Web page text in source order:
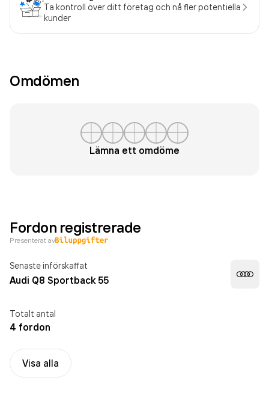
Ta kontroll över ditt företag och nå fler potentiella
kunder
Omdömen
Lämna ett omdöme
Fordon registrerade
Presenterat av
Senaste införskaffat
Audi Q8 Sportback 55
Totalt antal
4 fordon
Visa alla